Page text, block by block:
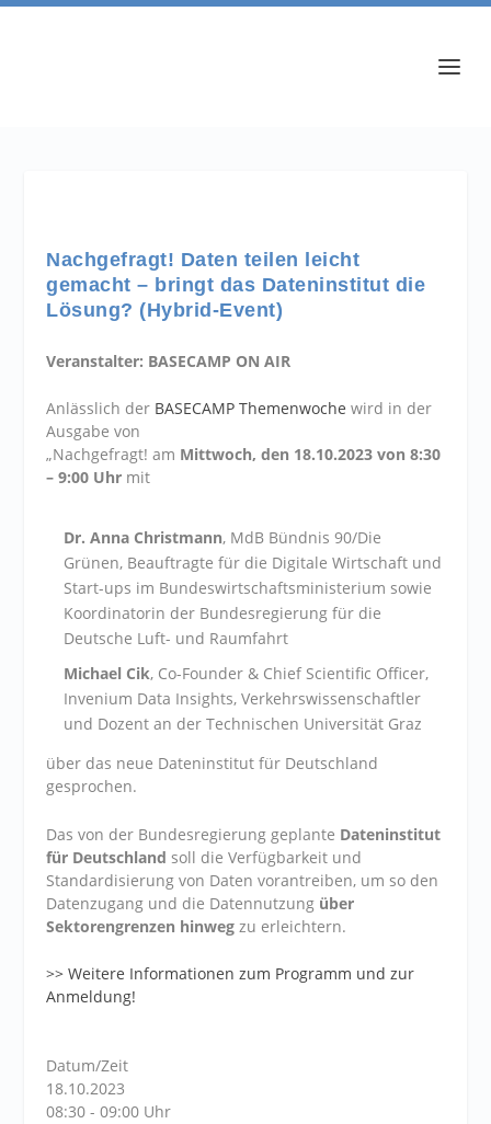
Nachgefragt! Daten teilen leicht
gemacht – bringt das Dateninstitut die
Lösung? (Hybrid-Event)
Veranstalter: BASECAMP ON AIR
Anlässlich der BASECAMP Themenwoche wird in der
Ausgabe von
„Nachgefragt! am Mittwoch, den 18.10.2023 von 8:30
– 9:00 Uhr mit
Dr. Anna Christmann, MdB Bündnis 90/Die
Grünen, Beauftragte für die Digitale Wirtschaft und
Start-ups im Bundeswirtschaftsministerium sowie
Koordinatorin der Bundesregierung für die
Deutsche Luft- und Raumfahrt
Michael Cik, Co-Founder & Chief Scientific Officer,
Invenium Data Insights, Verkehrswissenschaftler
und Dozent an der Technischen Universität Graz
über das neue Dateninstitut für Deutschland
gesprochen.
Das von der Bundesregierung geplante Dateninstitut
für Deutschland soll die Verfügbarkeit und
Standardisierung von Daten vorantreiben, um so den
Datenzugang und die Datennutzung über
Sektorengrenzen hinweg zu erleichtern.
>> Weitere Informationen zum Programm und zur
Anmeldung!
Datum/Zeit
18.10.2023
08:30 - 09:00 Uhr